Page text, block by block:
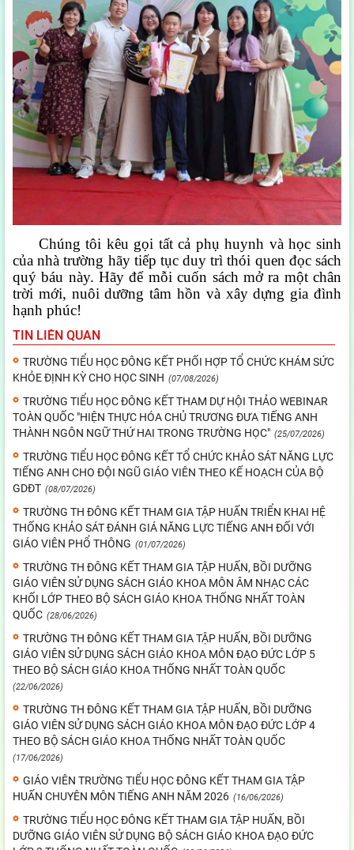
Chúng tôi kêu gọi tất cả phụ huynh và học sinh
của nhà trường hãy tiếp tục duy trì thói quen đọc sách
quý báu này. Hãy để mỗi cuốn sách mở ra một chân
trời mới, nuôi dưỡng tâm hồn và xây dựng gia đình
hạnh phúc!
TIN LIÊN QUAN
TRƯỜNG TIỂU HỌC ĐÔNG KẾT PHỐI HỢP TỔ CHỨC KHÁM SỨC
KHỎE ĐỊNH KỲ CHO HỌC SINH (07/08/2026)
TRƯỜNG TIỂU HỌC ĐÔNG KẾT THAM DỰ HỘI THẢO WEBINAR
TOÀN QUỐC "HIỆN THỰC HÓA CHỦ TRƯƠNG ĐƯA TIẾNG ANH
THÀNH NGÔN NGỮ THỨ HAI TRONG TRƯỜNG HỌC" (25/07/2026)
TRƯỜNG TIỂU HỌC ĐÔNG KẾT TỔ CHỨC KHẢO SÁT NĂNG LỰC
TIẾNG ANH CHO ĐỘI NGŨ GIÁO VIÊN THEO KẾ HOẠCH CỦA BỘ
GDĐT (08/07/2026)
TRƯỜNG TH ĐÔNG KẾT THAM GIA TẬP HUẤN TRIỂN KHAI HỆ
THỐNG KHẢO SÁT ĐÁNH GIÁ NĂNG LỰC TIẾNG ANH ĐỐI VỚI
GIÁO VIÊN PHỔ THÔNG (01/07/2026)
TRƯỜNG TH ĐÔNG KẾT THAM GIA TẬP HUẤN, BỒI DƯỠNG
GIÁO VIÊN SỬ DỤNG SÁCH GIÁO KHOA MÔN ÂM NHẠC CÁC
KHỐI LỚP THEO BỘ SÁCH GIÁO KHOA THỐNG NHẤT TOÀN
QUỐC (28/06/2026)
TRƯỜNG TH ĐÔNG KẾT THAM GIA TẬP HUẤN, BỒI DƯỠNG
GIÁO VIÊN SỬ DỤNG SÁCH GIÁO KHOA MÔN ĐẠO ĐỨC LỚP 5
THEO BỘ SÁCH GIÁO KHOA THỐNG NHẤT TOÀN QUỐC
(22/06/2026)
TRƯỜNG TH ĐÔNG KẾT THAM GIA TẬP HUẤN, BỒI DƯỠNG
GIÁO VIÊN SỬ DỤNG SÁCH GIÁO KHOA MÔN ĐẠO ĐỨC LỚP 4
THEO BỘ SÁCH GIÁO KHOA THỐNG NHẤT TOÀN QUỐC
(17/06/2026)
GIÁO VIÊN TRƯỜNG TIỂU HỌC ĐÔNG KẾT THAM GIA TẬP
HUẤN CHUYÊN MÔN TIẾNG ANH NĂM 2026 (16/06/2026)
TRƯỜNG TIỂU HỌC ĐÔNG KẾT THAM GIA TẬP HUẤN, BỒI
DƯỠNG GIÁO VIÊN SỬ DỤNG BỘ SÁCH GIÁO KHOA ĐẠO ĐỨC